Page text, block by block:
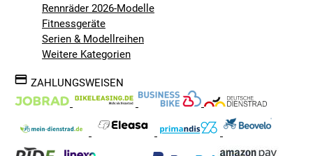
Rennräder 2026-Modelle
Fitnessgeräte
Serien & Modellreihen
Weitere Kategorien
ZAHLUNGSWEISEN